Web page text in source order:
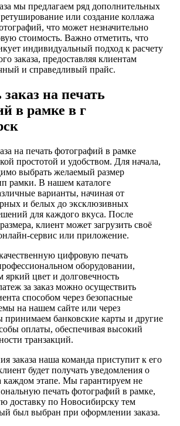
мы предлагаем ряд дополнительных
ретуширование или создание коллажа
что может незначительно
стоимость. Важно отметить, что
индивидуальный подход к расчету
заказа, предоставляя клиентам
и справедливый прайс.
на печать
в рамке в г
на печать фотографий в рамке
простотой и удобством. Для начала,
выбрать желаемый размер
рамки. В нашем каталоге
варианты, начиная от
и белых до эксклюзивных
для каждого вкуса. После
клиент может загрузить своё
сервис или приложение.
цифровую печать
оборудовании,
цвет и долговечность
за заказ можно осуществить
способом через безопасные
на нашем сайте или через
банковские карты и другие
оплаты, обеспечивая высокий
транзакций.
заказа наша команда приступит к его
будет получать уведомления о
каждом этапе. Мы гарантируем не
печать фотографий в рамке,
доставку по Новосибирску тем
был выбран при оформлении заказа.